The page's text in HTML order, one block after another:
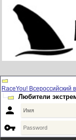
RaceYou! Всероссийский
Любители

